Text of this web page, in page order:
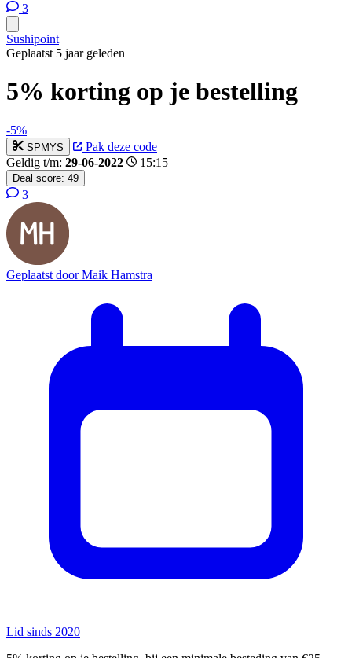
3
Sushipoint
Geplaatst 5 jaar geleden
5% korting op je bestelling
-5%
SPMYS
Pak deze code
Geldig t/m: 29-06-2022 15:15
Deal score: 49
3
Geplaatst doorMaik Hamstra
Lid sinds 2020